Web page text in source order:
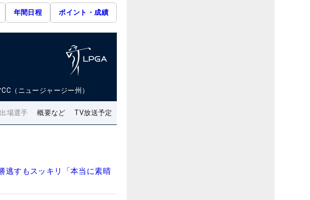
年間日程 ポイント・成績
（ニュージャージー州）
出場選手 概要など TV放送予定
逃すもスッキリ「本当に素晴